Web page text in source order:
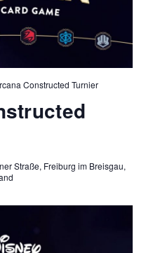
Constructed Turnier
Straße, Freiburg im Breisgau,